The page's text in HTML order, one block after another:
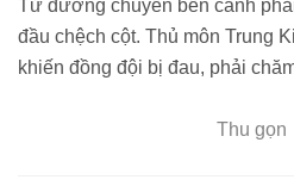
Từ đường chuyền bên cánh
đầu chệch cột. Thủ môn Trung
khiến đồng đội bị đau, phải
Thu gọn